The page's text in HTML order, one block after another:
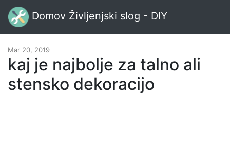
Domov Življenjski slog - DIY
Mar 20, 2019
kaj je najbolje za talno ali
stensko dekoracijo